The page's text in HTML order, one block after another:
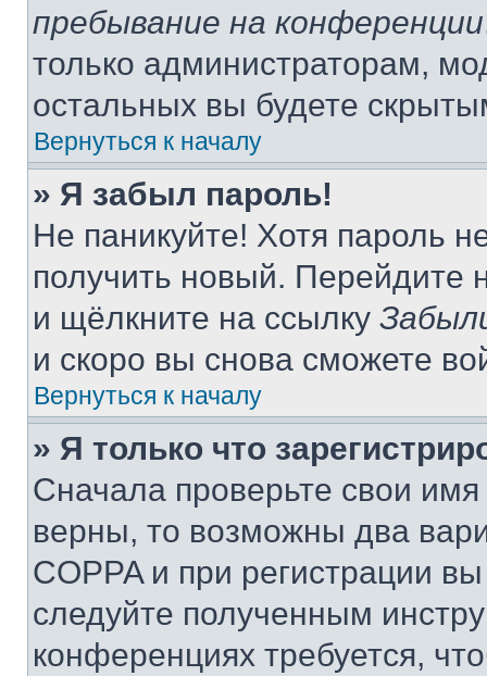
пребывание на конференции
только администраторам,
остальных вы будете
Вернуться к началу
» Я забыл пароль!
Не паникуйте! Хотя пароль
получить новый. Перейдите
и щёлкните на ссылку
и скоро вы снова сможете
Вернуться к началу
» Я только что
Сначала проверьте свои
верны, то возможны два
COPPA и при регистрации
следуйте полученным
конференциях требуется,